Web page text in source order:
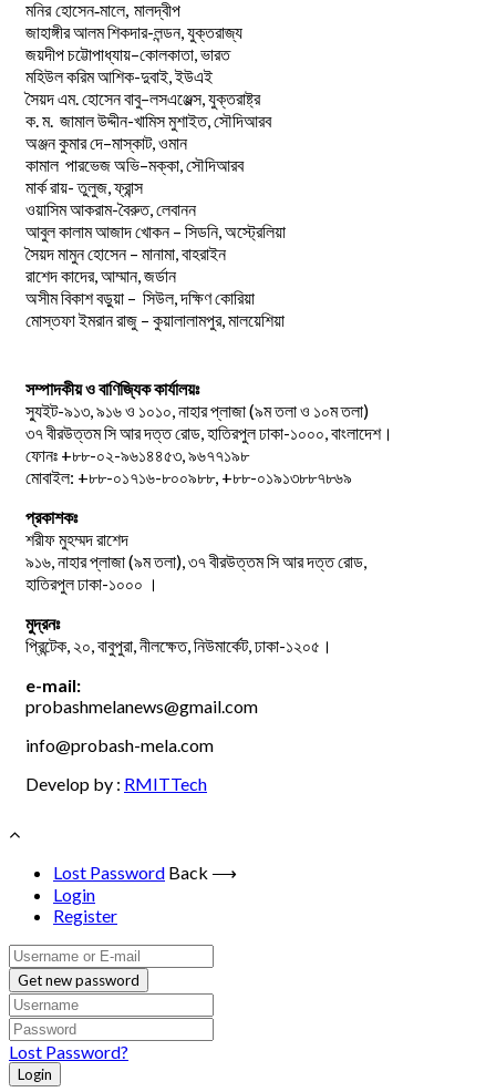
মনির হোসেন-মালে, মালদ্বীপ
জাহাঙ্গীর আলম শিকদার-লন্ডন, যুক্তরাজ্য
জয়দীপচট্টোপাধ্যায়–কোলকাতা,ভারত
মহিউল করিম আশিক-দুবাই, ইউএই
সৈয়দএম.হোসেনবাবু–লসএঞ্জেল্স,যুক্তরাষ্ট্র
ক.ম. জামালউদ্দীন-খামিস মুশাইত,সৌদিআরব
অঞ্জনকুমারদে–মাস্কাট,ওমান
কামাল পারভেজঅভি–মক্কা,সৌদিআরব
মার্ক রায়- তুলুজ, ফ্রান্স
ওয়াসিম আকরাম-বৈরুত, লেবানন
আবুল কালাম আজাদ খোকন – সিডনি, অস্ট্রেলিয়া
সৈয়দ মামুন হোসেন – মানামা, বাহরাইন
রাশেদ কাদের, আম্মান, জর্ডান
অসীম বিকাশ বড়ুয়া – সিউল, দক্ষিণ কোরিয়া
মোস্তফা ইমরান রাজু – কুয়ালালামপুর, মালয়েশিয়া
সম্পাদকীয় ও বাণিজ্যিক কার্যালয়ঃ
স্যুইট-৯১৩, ৯১৬ ও ১০১০, নাহার প্লাজা (৯ম তলা ও ১০ম তলা)
৩৭ বীরউত্তম সি আর দত্ত রোড, হাতিরপুল ঢাকা-১০০০, বাংলাদেশ।
ফোনঃ +৮৮-০২-৯৬১৪৪৫৩, ৯৬৭৭১৯৮
মোবাইল: +৮৮-০১৭১৬-৮০০৯৮৮, +৮৮-০১৯১৩৮৮৭৮৬৯
প্রকাশকঃ
শরীফ মুহম্মদ রাশেদ
৯১৬, নাহার প্লাজা (৯ম তলা), ৩৭ বীরউত্তম সি আর দত্ত রোড,
হাতিরপুল ঢাকা-১০০০ ।
মুদ্রনঃ
প্রিন্টেক, ২০, বাবুপুরা, নীলক্ষেত, নিউমার্কেট, ঢাকা-১২০৫।
e-mail:
probashmelanews@gmail.com
info@probash-mela.com
Develop by : RMITTech
Lost Password Back ⟶
Login
Register
Get new password
Lost Password?
Login